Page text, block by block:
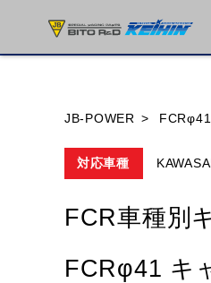
JB-POWER
対応車種
FCR車種別
FCRφ41 キ